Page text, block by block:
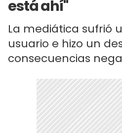
está ahí"
La mediática sufrió
usuario e hizo un
consecuencias